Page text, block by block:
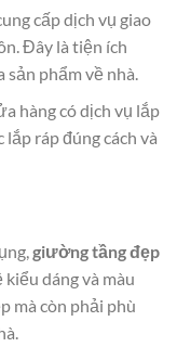
cấp dịch vụ giao
Đây là tiện ích
phẩm về nhà.
hàng có dịch vụ lắp
ráp đúng cách và
giường tầng đẹp
kiểu dáng và màu
mà còn phải phù